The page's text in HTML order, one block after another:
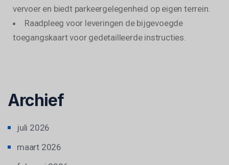
vervoer en biedt parkeergelegenheid op eigen terrein.
Raadpleeg voor leveringen de bijgevoegde
toegangskaart voor gedetailleerde instructies.
Archief
juli 2026
maart 2026